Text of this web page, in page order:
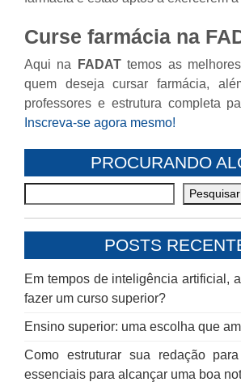
Curse farmácia na
Aqui na FADATtemos as
quem deseja cursar farmácia,
professores e estrutura completa
Inscreva-se agora mesmo!
PROCURANDO
Pesquisar
POSTS
Em tempos de inteligência artificial,
fazer um curso superior?
Ensino superior: uma escolha que
Como estruturar sua redação
essenciais para alcançar uma boa